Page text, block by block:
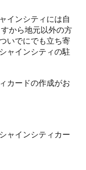
インシティには自
から地元以外の方
いでにでも立ち寄
ャインシティの駐
カードの作成がお
ャインシティカー